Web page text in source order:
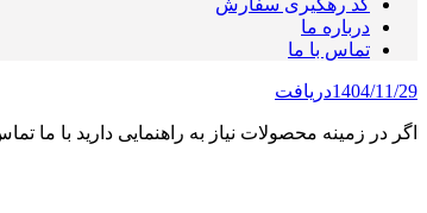
کد رهگیری سفارش
درباره ما
تماس با ما
1404/11/29دریافت
اگر در زمینه محصولات نیاز به راهنمایی دارید با ما